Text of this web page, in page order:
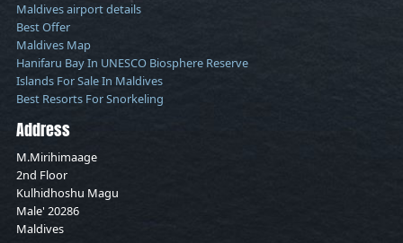
Maldives airport details
Best Offer
Maldives Map
Hanifaru Bay In UNESCO Biosphere Reserve
Islands For Sale In Maldives
Best Resorts For Snorkeling
Address
M.Mirihimaage
2nd Floor
Kulhidhoshu Magu
Male' 20286
Maldives